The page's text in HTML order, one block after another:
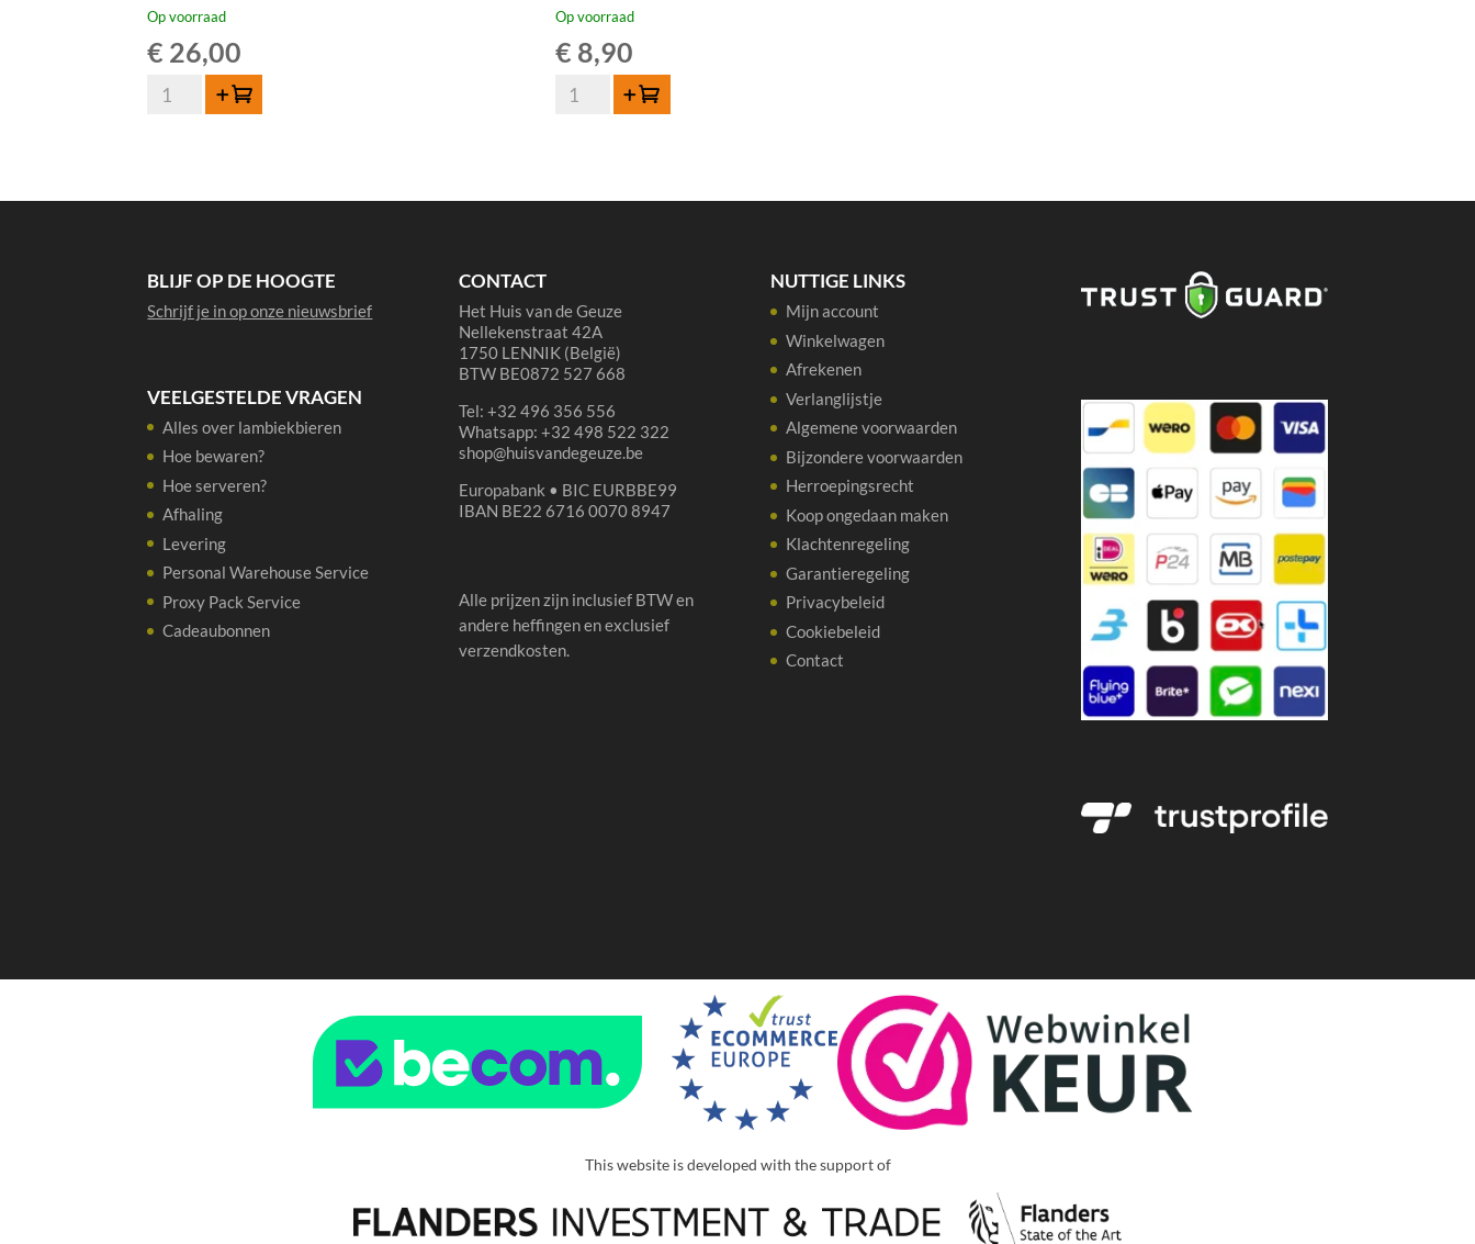
Op voorraad
€ 26,00
TimmermansToevoegen
Op voorraad
€ 8,90
Hanssens
Toevoegen
BLIJF OP DE HOOGTE
Schrijf je in op onze nieuwsbrief
VEELGESTELDE VRAGEN
Alles over lambiekbieren
Hoe bewaren?
Hoe serveren?
Afhaling
Levering
Personal Warehouse Service
Proxy Pack Service
Cadeaubonnen
CONTACT
Het Huis van de Geuze
Nellekenstraat 42A
1750 LENNIK (België)
BTW BE0872 527 668
Tel: +32 496 356 556
Whatsapp: +32 498 522 322
shop@huisvandegeuze.be
Europabank • BIC EURBBE99
IBAN BE22 6716 0070 8947
Alle prijzen zijn inclusief BTW en
andere heffingen en exclusief
verzendkosten.
NUTTIGE LINKS
Mijn account
Winkelwagen
Afrekenen
Verlanglijstje
Algemene voorwaarden
Bijzondere voorwaarden
Herroepingsrecht
Koop ongedaan maken
Klachtenregeling
Garantieregeling
Privacybeleid
Cookiebeleid
Contact
This website is developed with the support of